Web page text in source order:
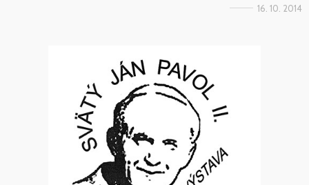
16. 10. 2014